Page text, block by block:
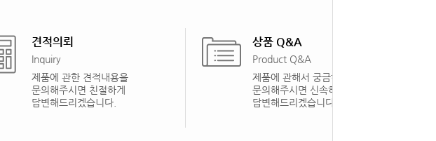
견적의뢰
Inquiry
제품에 관한 견적내용을
문의해주시면 친절하게
답변해드리겠습니다.
상품 Q&A
Product Q&A
제품에 관해서 궁금하신 점을
문의해주시면 신속하게
답변해드리겠습니다.